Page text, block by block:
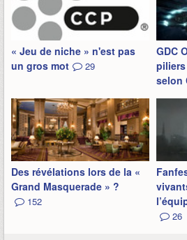
« Jeu de niche » n'est pas
un gros mot
29
GDC
piliers
selon
Des révélations lors de la «
Grand Masquerade » ?
152
26